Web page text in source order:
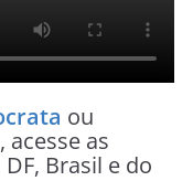
ou
, acesse as
Brasil e do